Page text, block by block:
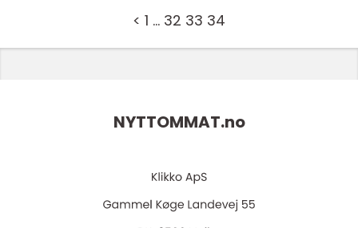
< 1 … 32 33 34
NYTTOMMAT.no